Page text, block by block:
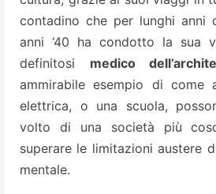
contadino che per lunghi anni
anni ‘40 ha condotto la sua
definitosi medico
ammirabile esempio di come
elettrica, o una scuola,
volto di una società più
superare le limitazioni austere
mentale.